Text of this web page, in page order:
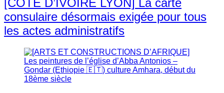
[COTE D’IVOIRE LYON] La carte
consulaire désormais exigée pour tous
les actes administratifs